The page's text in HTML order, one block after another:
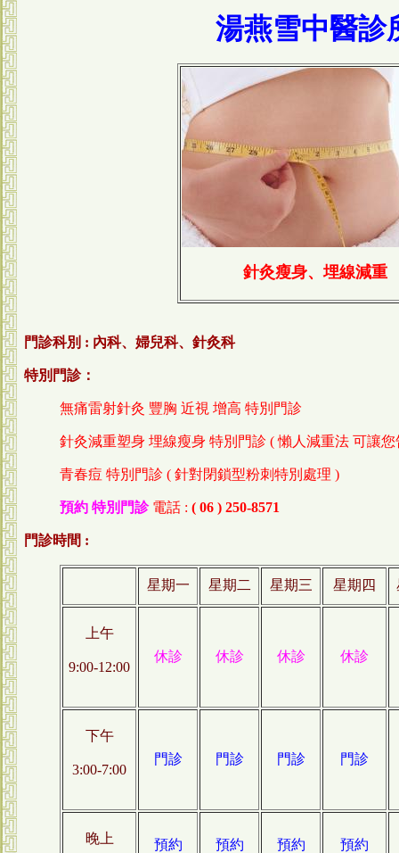
湯燕雪中醫診
針灸瘦身、埋線減重
門診科別 : 內科、婦兒科、針灸科
特別門診：
無痛雷射針灸 豐胸 近視 增高 特別門診
針灸減重塑身 埋線瘦身 特別門診 ( 懶人減重法 可讓
青春痘 特別門診 ( 針對閉鎖型粉刺特別處理 )
預約 特別門診 電話 : ( 06 ) 250-8571
門診時間 :
星期一 星期二 星期三 星期四
上午
9:00-12:00
休診 休診 休診 休診
下午
3:00-7:00
門診 門診 門診 門診
晚上
預約
預約
預約
預約